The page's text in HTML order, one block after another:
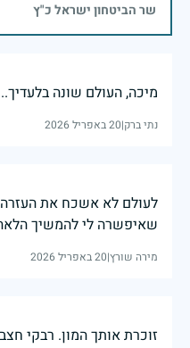
שר הביטחון ישראל כ"ץ
מיכה, העולם שונה
נתי ברק|20 באפריל 2026
לעולם לא אשכח את
שאיפשרה לי להמשיך
מירה שורץ|20 באפריל 2026
זוכרת אותך המון. רבקי